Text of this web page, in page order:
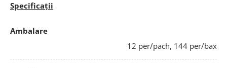
Specificații
Ambalare
12 per/pach, 144 per/bax